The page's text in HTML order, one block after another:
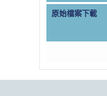
原始檔案下載